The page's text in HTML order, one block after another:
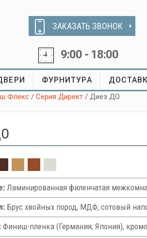
ЗАКАЗАТЬ ЗВОНОК
9:00 - 18:00
ФУРНИТУРА
Флекс /Серия Директ / Диез ДО
Ламинированная филенчатая
Брус хвойных пород, МДФ, сотовый
Финиш-пленка (Германия, Япония),